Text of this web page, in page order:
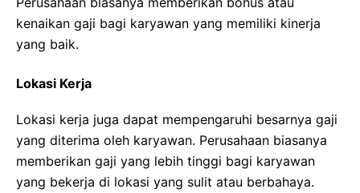
kenaikan gaji bagi karyawan yang memiliki kinerja
yang baik.
Lokasi Kerja
Lokasi kerja juga dapat mempengaruhi besarnya gaji
yang diterima oleh karyawan. Perusahaan biasanya
memberikan gaji yang lebih tinggi bagi karyawan
yang bekerja di lokasi yang sulit atau berbahaya.